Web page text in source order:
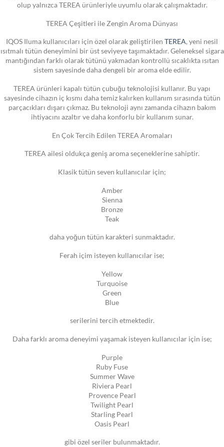
olup yalnızca TEREA ürünleriyle uyumlu olarak çalışmaktadır.
TEREA Çeşitleri ile Zengin Aroma Dünyası
IQOS Iluma kullanıcıları için özel olarak geliştirilen TEREA, yeni nesil
ısıtmalı tütün deneyimini bir üst seviyeye taşımaktadır. Geleneksel sigara
mantığından farklı olarak tütünü yakmadan kontrollü sıcaklıkta ısıtan
sistem sayesinde daha dengeli bir aroma elde edilir.
TEREA ürünleri kapalı tütün çubuğu teknolojisi kullanır. Bu yapı
sayesinde cihazın iç kısmı daha temiz kalırken kullanım sırasında tütün
parçacıkları dışarı çıkmaz. Bu teknoloji aynı zamanda cihazın bakım
ihtiyacını azaltır ve daha konforlu bir kullanım sunar.
En Çok Tercih Edilen TEREA Aromaları
TEREA ailesi oldukça geniş aroma seçeneklerine sahiptir.
Klasik tütün seven kullanıcılar için;
Amber
Sienna
Bronze
Teak
daha yoğun tütün karakteri sunmaktadır.
Ferah içim isteyen kullanıcılar ise;
Yellow
Turquoise
Green
Blue
serilerini tercih etmektedir.
Daha farklı aroma deneyimi yaşamak isteyen kullanıcılar için ise;
Purple
Ruby Fuse
Summer Wave
Riviera Pearl
Provence Pearl
Twilight Pearl
Starling Pearl
Oasis Pearl
gibi özel seriler bulunmaktadır.